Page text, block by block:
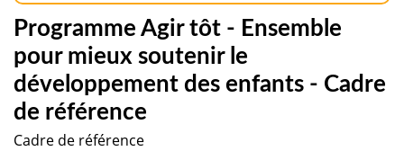
Programme Agir tôt - Ensemble
pour mieux soutenir le
développement des enfants - Cadre
de référence
Cadre de référence